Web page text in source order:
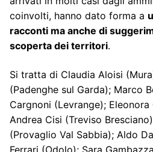
coinvolti, hanno dato forma a
racconti ma anche di
scoperta dei territori.
Si tratta di Claudia Aloisi
(Padenghe sul Garda); Marco
Cargnoni (Levrange); Eleonora
Andrea Cisi (Treviso
(Provaglio Val Sabbia); Aldo
Ferrari (Odolo); Sara